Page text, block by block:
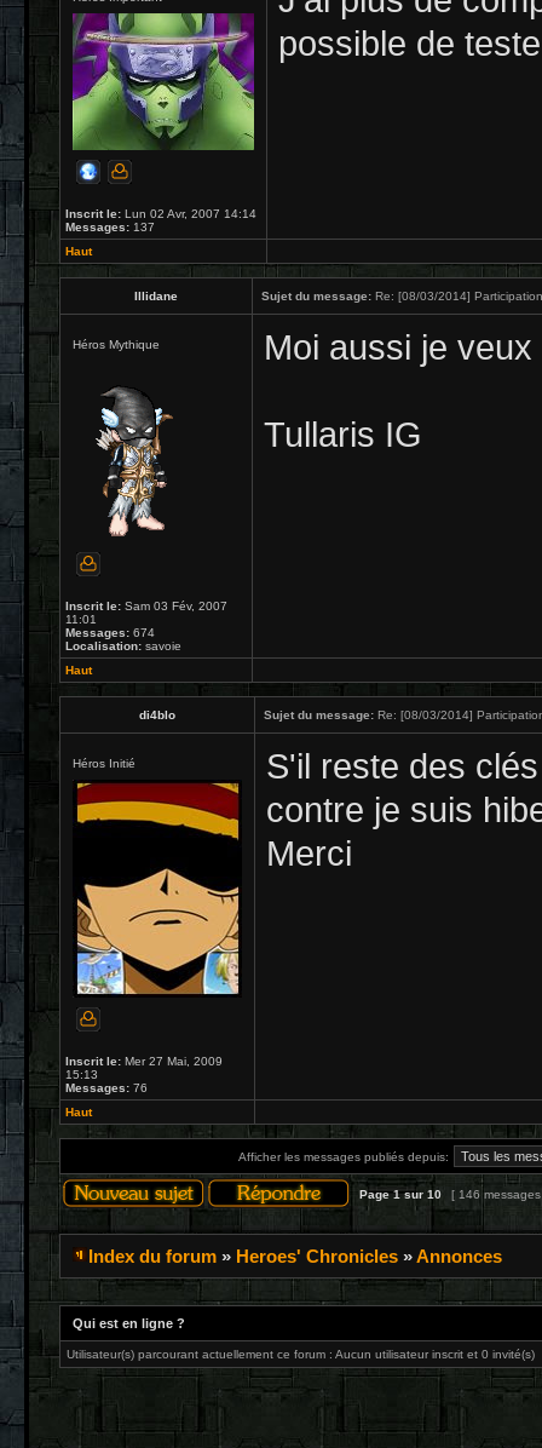
Inscrit le: Lun 02 Avr, 2007 14:14
Messages: 137
possible de
Haut
Illidane Sujet du message: Re: [08/03/2014]
Héros Mythique
Inscrit le: Sam 03 Fév, 2007
11:01
Messages: 674
Localisation: savoie
Moi aussi je
Tullaris IG
Haut
di4blo Sujet du message: Re: [08/03/2014]
Héros Initié
Inscrit le: Mer 27 Mai, 2009
15:13
Messages: 76
S'il reste des
contre je suis
Merci
Haut
Afficher les messages publiés depuis:
Page1sur 10 [ 146
Index du forum » Heroes' Chronicles »Annonces
Qui est en ligne ?
Utilisateur(s) parcourant actuellement ce forum : Aucun utilisateur inscrit et 0 invité(s)